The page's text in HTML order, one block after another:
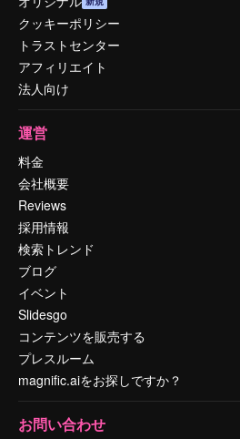
クッキーポリシー
トラストセンター
アフィリエイト
法人向け
運営
料金
会社概要
Reviews
採用情報
検索トレンド
ブログ
イベント
Slidesgo
コンテンツを販売する
プレスルーム
magnific.aiをお探しですか？
お問い合わせ